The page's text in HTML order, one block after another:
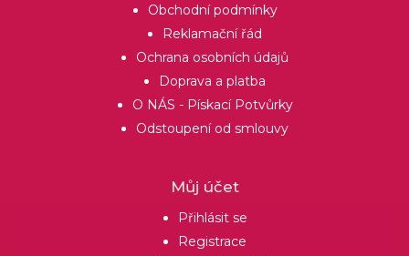
Obchodní podmínky
Reklamační řád
Ochrana osobních údajů
Doprava a platba
O NÁS - Pískací Potvůrky
Odstoupení od smlouvy
Můj účet
Přihlásit se
Registrace